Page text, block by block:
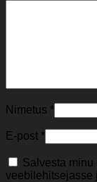
Nimetus *
E-post *
Salvesta
veebilehitsejasse